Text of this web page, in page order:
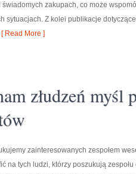
zakupach, co może
sytuacjach. Z kolei publikacje
[ Read More ]
złudzeń myśl
zainteresowanych zespołem
na tych ludzi, którzy poszukują